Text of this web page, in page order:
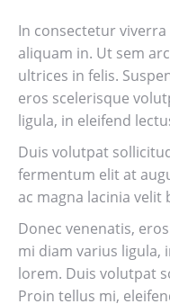
In consectetur
aliquam in. Ut sem
ultrices in felis.
eros scelerisque
ligula, in eleifend
Duis volutpat
fermentum elit at
ac magna lacinia
Donec venenatis,
mi diam varius ligula,
lorem. Duis volutpat
Proin tellus mi,